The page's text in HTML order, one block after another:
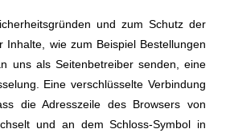
und zum Schutz der
Inhalte, wie zum Beispiel Bestellungen
uns als Seitenbetreiber senden, eine
Eine verschlüsselte Verbindung
die Adresszeile des Browsers von
und an dem Schloss-Symbol in